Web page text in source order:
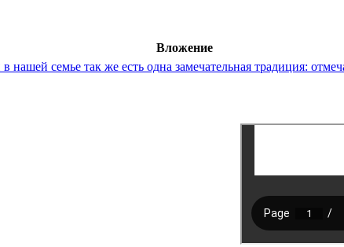
Вложение
нашей семье так же есть одна замечательная традиция: